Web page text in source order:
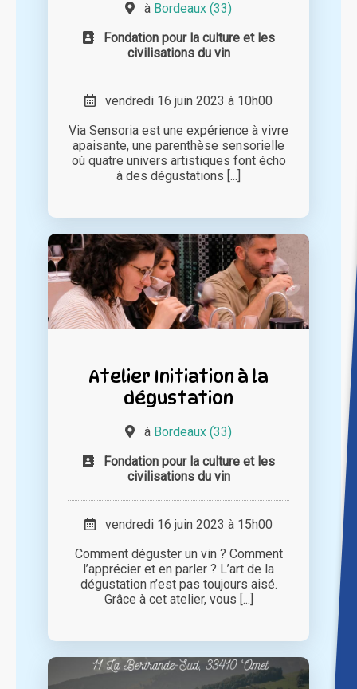
à Bordeaux (33)
Fondation pour la culture et les
civilisations du vin
vendredi 16 juin 2023 à 10h00
Via Sensoria est une expérience à vivre
apaisante, une parenthèse sensorielle
où quatre univers artistiques font écho
à des dégustations [...]
Atelier Initiation à la
dégustation
à Bordeaux (33)
Fondation pour la culture et les
civilisations du vin
vendredi 16 juin 2023 à 15h00
Comment déguster un vin ? Comment
l’apprécier et en parler ? L’art de la
dégustation n’est pas toujours aisé.
Grâce à cet atelier, vous [...]